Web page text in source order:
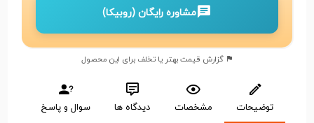
مشاوره رایگان (روبیکا)
گزارش قیمت بهتر یا تخلف برای این محصول
توضیحات مشخصات دیدگاه ها سوال و پاسخ